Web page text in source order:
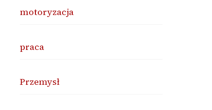
motoryzacja
praca
Przemysł